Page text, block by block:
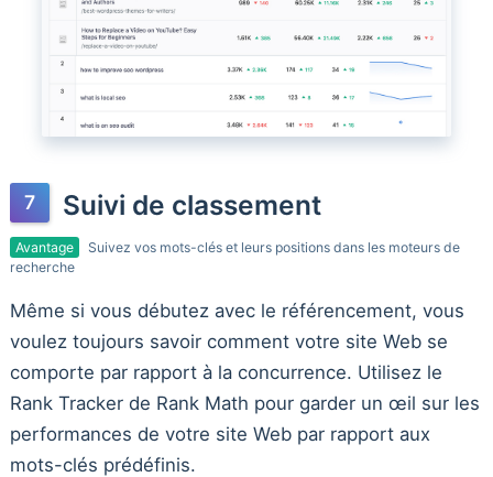
Suivi de classement
Avantage
Suivez vos mots-clés et leurs positions dans les moteurs de
recherche
Même si vous débutez avec le référencement, vous
voulez toujours savoir comment votre site Web se
comporte par rapport à la concurrence. Utilisez le
Rank Tracker de Rank Math pour garder un œil sur les
performances de votre site Web par rapport aux
mots-clés prédéfinis.